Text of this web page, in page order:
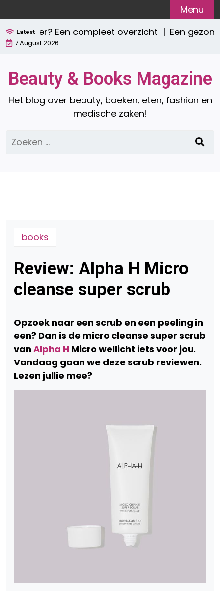
naar
de
inhoud
Menu
Latest
er? Een compleet overzicht |Een gezond
7 August 2026
Beauty & Books Magazine
Het blog over beauty, boeken, eten, fashion en
medische zaken!
Zoeken
naar:
books
Review: Alpha H Micro
cleanse super scrub
Opzoek naar een scrub en een peeling in
een? Dan is de micro cleanse super scrub
van Alpha H Micro wellicht iets voor jou.
Vandaag gaan we deze scrub reviewen.
Lezen jullie mee?